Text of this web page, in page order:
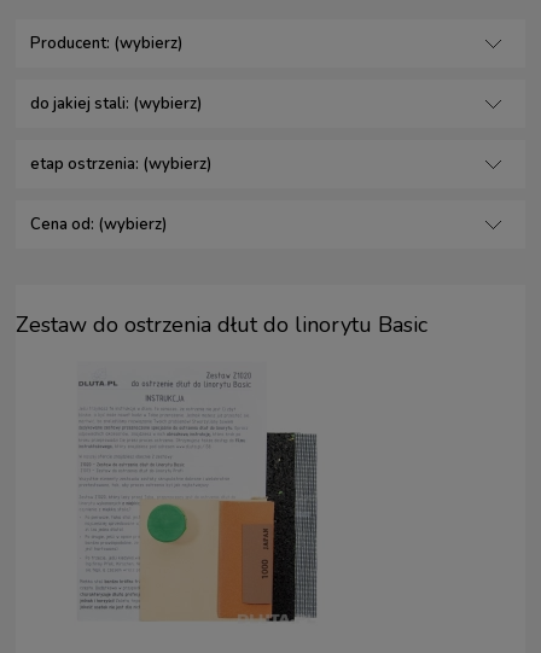
Producent: (wybierz)
do jakiej stali: (wybierz)
etap ostrzenia: (wybierz)
Cena od: (wybierz)
Zestaw do ostrzenia dłut do linorytu Basic